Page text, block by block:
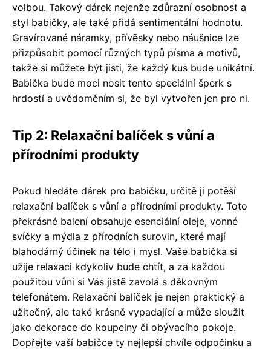
volbou. Takový dárek nejenže zdůrazní osobnost a
styl babičky, ale také přidá sentimentální hodnotu.
Gravírované náramky, přívěsky nebo náušnice lze
přizpůsobit pomocí různých typů písma a motivů,
takže si můžete být jisti, že každý kus bude unikátní.
Babička bude moci nosit tento speciální šperk s
hrdostí a uvědoměním si, že byl vytvořen jen pro ni.
Tip 2: Relaxační balíček s vůní a
přírodními produkty
Pokud hledáte dárek pro babičku, určitě ji potěší
relaxační balíček s vůní a přírodními produkty. Toto
překrásné balení obsahuje esenciální oleje, vonné
svíčky a mýdla z přírodních surovin, které mají
blahodárný účinek na tělo i mysl. Vaše babička si
užije relaxaci kdykoliv bude chtít, a za každou
použitou vůni si Vás jistě zavolá s děkovným
telefonátem. Relaxační balíček je nejen praktický a
užitečný, ale také krásně vypadající a může sloužit
jako dekorace do koupelny či obývacího pokoje.
Dopřejte vaší babičce ty nejlepší chvíle odpočinku a